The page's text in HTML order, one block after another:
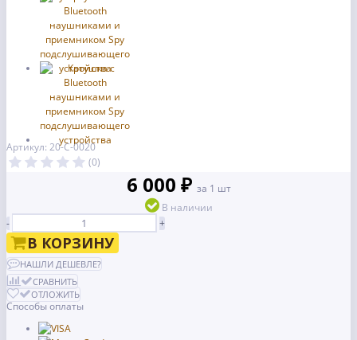
Артикул: 20-С-0020
(0)
6 000 ₽ за 1 шт
В наличии
-
+
В КОРЗИНУ
НАШЛИ ДЕШЕВЛЕ?
СРАВНИТЬ
ОТЛОЖИТЬ
Способы оплаты